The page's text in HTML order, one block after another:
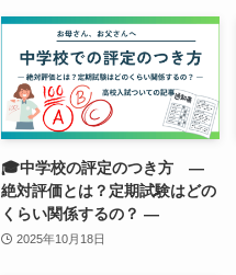
🎓中学校の評定のつき方 ―
絶対評価とは？定期試験はどの
くらい関係するの？ ―
2025年10月18日